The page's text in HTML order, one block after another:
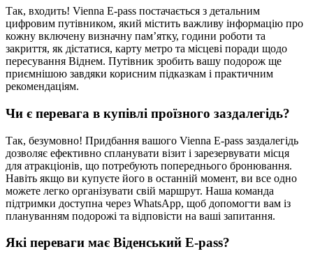
Так, входить! Vienna E-pass постачається з детальним
цифровим путівником, який містить важливу інформацію про
кожну включену визначну пам’ятку, години роботи та
закриття, як дістатися, карту метро та місцеві поради щодо
пересування Віднем. Путівник зробить вашу подорож ще
приємнішою завдяки корисним підказкам і практичним
рекомендаціям.
Чи є перевага в купівлі проїзного заздалегідь?
Так, безумовно! Придбання вашого Vienna E-pass заздалегідь
дозволяє ефективно спланувати візит і зарезервувати місця
для атракціонів, що потребують попереднього бронювання.
Навіть якщо ви купуєте його в останній момент, ви все одно
можете легко організувати свій маршрут. Наша команда
підтримки доступна через WhatsApp, щоб допомогти вам із
плануванням подорожі та відповісти на ваші запитання.
Які переваги має Віденський E-pass?